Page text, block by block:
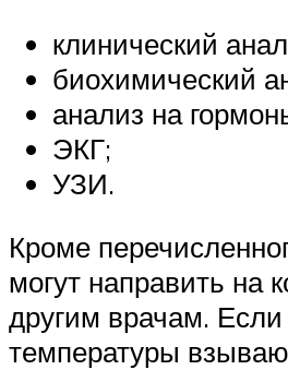
клинический
биохимический
анализ на
ЭКГ;
УЗИ.
Кроме
могут направить на
другим врачам. Если
температуры